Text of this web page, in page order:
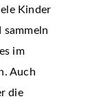
Kinder
sammeln
im
Auch
die